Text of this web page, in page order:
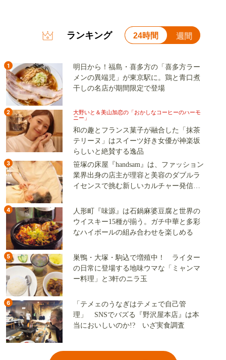
ランキング 24時間 週間
1
明日から！福島・喜多方の「喜多方ラー
メンの異端児」が東京駅に。鶏と青口煮
干しの名店が期間限定で登場
2
大野いと＆美山加恋の「おかしなコーヒーのハーモ
ニー」
和の趣とフランス菓子が融合した「抹茶
テリーヌ」はスイーツ好き女優が神楽坂
らしいと絶賛する逸品
3
笹塚の床屋『handsam』は、ファッション
業界出身の店主が理容と美容のダブルラ
イセンスで挑む新しいカルチャー発信基
4
人形町『味源』は石鍋麻婆豆腐と世界の
ウイスキー15種が揃う。ガチ中華と多彩
なハイボールの組み合わせを楽しめる
5
巣鴨・大塚・駒込で増殖中！ ライター
の日常に登場する地味ウマな「ミャンマ
ー料理」と3軒のニラ玉
6
「テメェのうなぎはテメェで自己管
理」 SNSでバズる『野沢屋本店』は本
当においしいのか!? いざ実食調査